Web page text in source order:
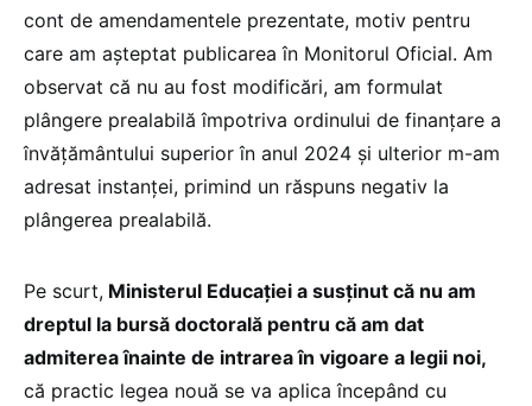
cont de amendamentele prezentate, motiv pentru
care am așteptat publicarea în Monitorul Oficial. Am
observat că nu au fost modificări, am formulat
plângere prealabilă împotriva ordinului de finanțare a
învățământului superior în anul 2024 și ulterior m-am
adresat instanței, primind un răspuns negativ la
plângerea prealabilă.
Pe scurt, Ministerul Educației a susținut că nu am
dreptul la bursă doctorală pentru că am dat
admiterea înainte de intrarea în vigoare a legii noi,
că practic legea nouă se va aplica începând cu